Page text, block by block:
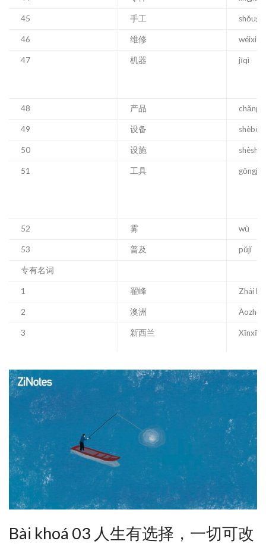
45 手工
46 维修 wéixiū
47 机器 jīqì
48 产品 chǎnpǐn
49 设备 shèbèi
50 设施 shèshī
51 工具 gōngjù
52 雾 wù
53 普及 pǔjí
专有名词
1 翟峰 Zhái
2 澳洲 Àozhōu
3 新西兰
Bài khoá 03 人生有选择，一切可改